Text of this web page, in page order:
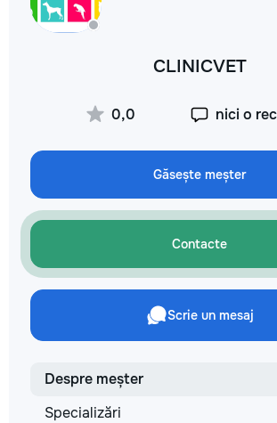
CLINICVET
0,0 nici o
Găsește meșter
Contacte
Scrie un mesaj
Despre meșter
Specializări